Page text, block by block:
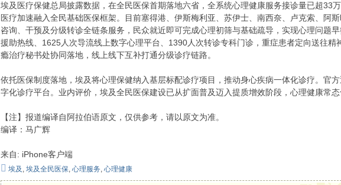
埃及医疗保健总局披露数据，在全民医保首期落地六省，全系统心理健康服务接诊量已超33
医疗加速融入全民基础医保框架。目前塞得港、伊斯梅利亚、苏伊士、南西奈、卢克索、阿
咨询、干预及分级转诊全链条服务，民众就近即可完成心理初筛与基础疏导，实现心理问题
援助热线、1625人次导流线上数字心理平台、1390人次转诊专科门诊，重症患者定向送往
瘾治疗秘书处协同落地，线上线下互补打通分级诊疗链路。
依托医保制度落地，埃及将心理保健纳入基层标配诊疗项目，推动身心疾病一体化诊疗。官
字化诊疗平台。业内评价，埃及全民医保建设已从扩面普及迈入提质增效阶段，心理健康常
【注】报道编译自阿拉伯语原文，仅供参考，请以原文为准。
编译：马广辉
来自: iPhone客户端
埃及 , 埃及全民医保, 心理服务, 心理健康